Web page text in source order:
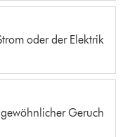
oder der Elektrik
Geruch